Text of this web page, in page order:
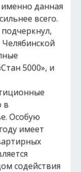
именно данная
всего.
5000», и
в
Особую
имеет
содействия